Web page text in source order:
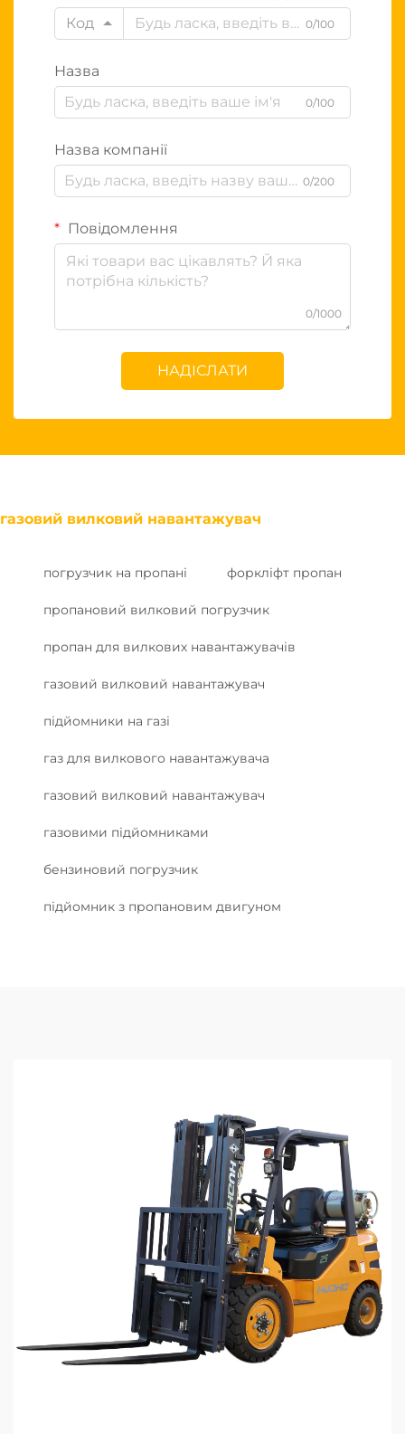
Код
0/100
Назва
0/100
Назва компанії
0/200
Повідомлення
0/1000
НАДІСЛАТИ
газовий вилковий навантажувач
погрузчик на пропані форкліфт пропан
пропановий вилковий погрузчик
пропан для вилкових навантажувачів
газовий вилковий навантажувач
підйомники на газі
газ для вилкового навантажувача
газовий вилковий навантажувач
газовими підйомниками
бензиновий погрузчик
підйомник з пропановим двигуном